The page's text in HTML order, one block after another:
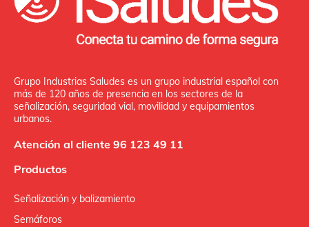
Grupo Industrias Saludes es un grupo industrial español con
más de 120 años de presencia en los sectores de la
señalización, seguridad vial, movilidad y equipamientos
urbanos.
Atención al cliente 96 123 49 11
Productos
Señalización y balizamiento
Semáforos